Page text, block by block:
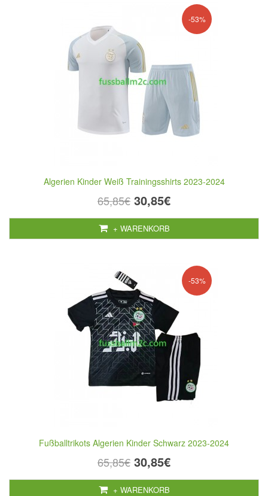
-53%
Algerien Kinder Weiß Trainingsshirts 2023-2024
65,85€ 30,85€
+ WARENKORB
-53%
Fußballtrikots Algerien Kinder Schwarz 2023-2024
65,85€ 30,85€
+ WARENKORB